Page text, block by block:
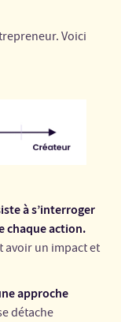
Voici
à s’interroger
chaque action.
avoir un impact et
approche
détache